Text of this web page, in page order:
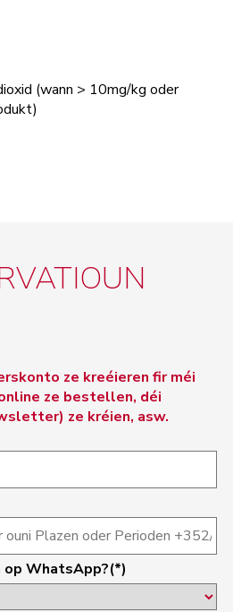
(wann > 10mg/kg oder
ze kreéieren fir méi
ze bestellen, déi
ze kréien, asw.
WhatsApp?(*)